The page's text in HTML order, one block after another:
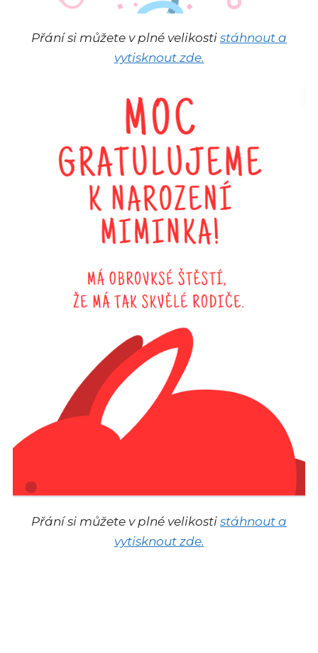
Přání si můžete v plné velikosti stáhnout a
vytisknout zde.
Přání si můžete v plné velikosti stáhnout a
vytisknout zde.